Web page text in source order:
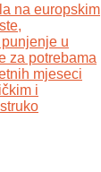
na europskim
u
za potrebama
mjeseci
i